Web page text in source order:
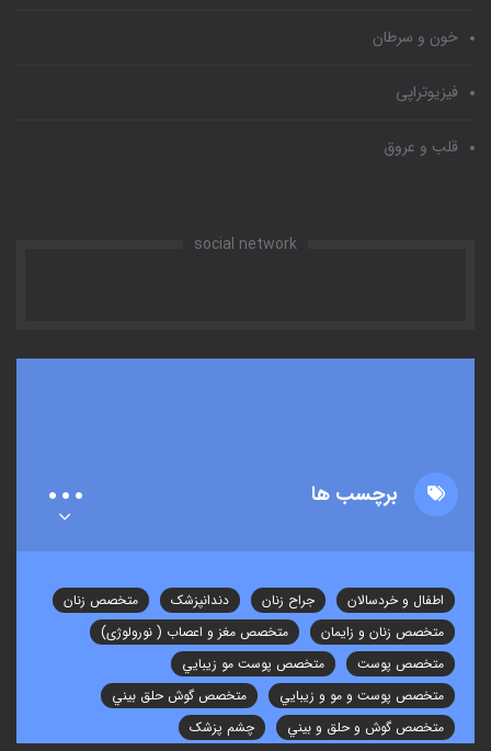
خون و سرطان
فیزیوتراپی
قلب و عروق
social network
برچسب ها
اطفال و خردسالان جراح زنان دندانپزشک
متخصص زنان
متخصص زنان و زایمان
متخصص مغز و اعصاب ( نورولوژی)
متخصص پوست
متخصص پوست مو زيبايي
متخصص پوست و مو و زيبايي
متخصص گوش حلق بيني
متخصص گوش و حلق و بيني
چشم پزشک